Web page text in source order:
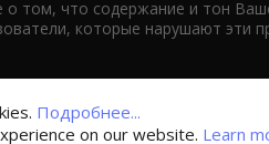
том, что содержание и тон
которые нарушают эти
Подробнее...
on our website. Learn